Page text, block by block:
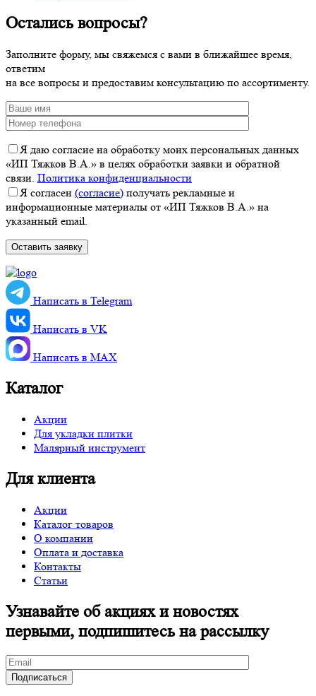
Остались вопросы?
Заполните форму, мы свяжемся с вами в ближайшее время,
ответим
на все вопросы и предоставим консультацию по ассортименту.
Я даю согласие на обработку моих персональных данных
«ИП Тяжков В.А.» в целях обработки заявки и обратной
связи. Политика конфиденциальности
Я согласен (согласие) получать рекламные и
информационные материалы от «ИП Тяжков В.А.» на
указанный email.
Написать в Telegram
Написать в VK
Написать в MАХ
Каталог
Акции
Для укладки плитки
Малярный инструмент
Для клиента
Акции
Каталог товаров
О компании
Оплата и доставка
Контакты
Статьи
Узнавайте об акциях и новостях
первыми, подпишитесь на рассылку